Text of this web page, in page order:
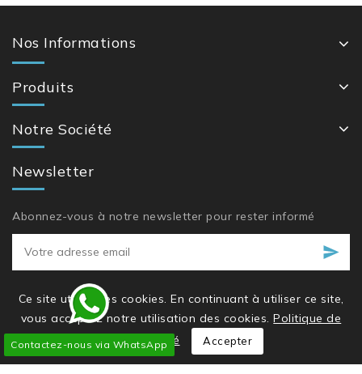
Nos Informations
Produits
Notre Société
Newsletter
Abonnez-vous à notre newsletter pour rester informé
Ce site utilise des cookies. En continuant à utiliser ce site,
vous acceptez notre utilisation des cookies. Politique de
confidentialité
Accepter
Contactez-nous via WhatsApp